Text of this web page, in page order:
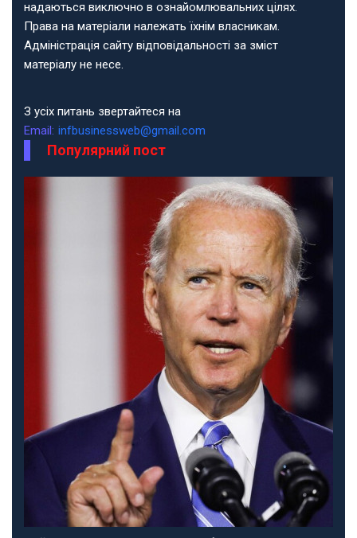
надаються виключно в ознайомлювальних цілях.
Права на матеріали належать їхнім власникам.
Адміністрація сайту відповідальності за зміст
матеріалу не несе.
З усіх питань звертайтеся на
Email: infbusinessweb@gmail.com
Популярний пост